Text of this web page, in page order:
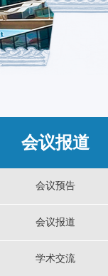
会议报道
会议预告
会议报道
学术交流